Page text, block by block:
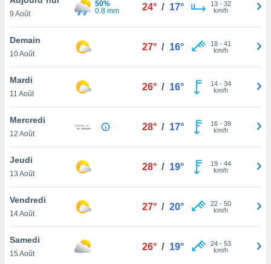
et
»,
au
vous
qu'ils
ou
le
ainsi
un
la
du
9 Août
50%
0.8 mm
24° / 17° 13- 32
km/h
Demain
10 Août
27° / 16° 18- 41
km/h
Mardi
11 Août
26° / 16° 14- 34
km/h
Mercredi
12 Août
28° / 17° 16- 39
km/h
Jeudi
13 Août
28° / 19° 19- 44
km/h
Vendredi
14 Août
27° / 20° 22- 50
km/h
Samedi
15 Août
26° / 19° 24- 53
km/h